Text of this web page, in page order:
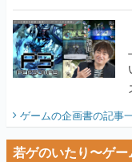
ゲームの企画書の記事
若ゲのいたり〜ゲ